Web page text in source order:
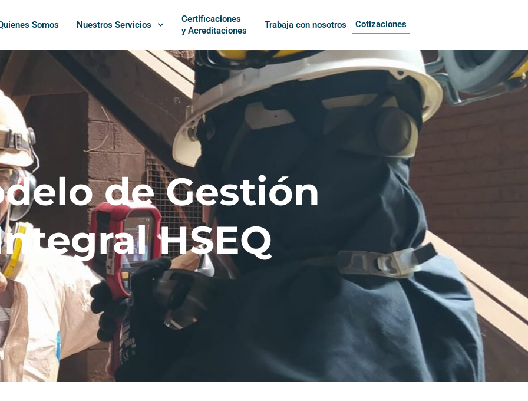
Somos Nuestros Servicios
Certificaciones
y Acreditaciones
Trabaja con nosotros Cotizaciones
de Gestión
HSEQ